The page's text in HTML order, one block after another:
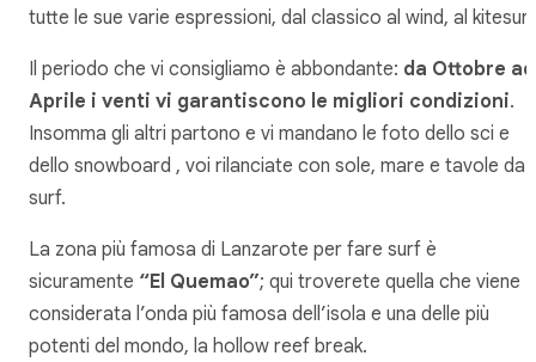
tutte le sue varie espressioni, dal classico al wind, al
Il periodo che vi consigliamo è abbondante: da Ottobre ad
Aprile i venti vi garantiscono le migliori condizioni.
Insomma gli altri partono e vi mandano le foto dello sci e
dello snowboard , voi rilanciate con sole, mare e tavole da
surf.
La zona più famosa di Lanzarote per fare surf è
sicuramente “El Quemao”; qui troverete quella che viene
considerata l’onda più famosa dell’isola e una delle più
potenti del mondo, la hollow reef break.